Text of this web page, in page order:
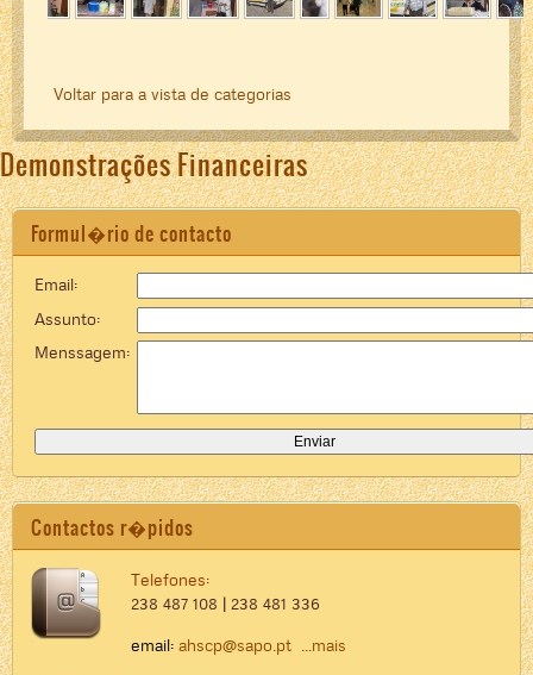
Voltar para a vista de categorias
Demonstrações Financeiras
Formul�rio de contacto
Email:
Assunto:
Menssagem:
Contactos r�pidos
Telefones:
238 487 108 | 238 481 336
email: ahscp@sapo.pt ...mais